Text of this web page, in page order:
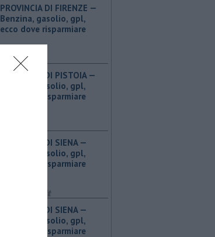
PROVINCIA DI FIRENZE — ​
Benzina, gasolio, gpl,
ecco dove risparmiare
PROVINCIA DI PISTOIA — ​
Benzina, gasolio, gpl,
ecco dove risparmiare
PROVINCIA DI SIENA — ​
Benzina, gasolio, gpl,
ecco dove risparmiare
PROVINCIA DI SIENA — ​
Benzina, gasolio, gpl,
ecco dove risparmiare